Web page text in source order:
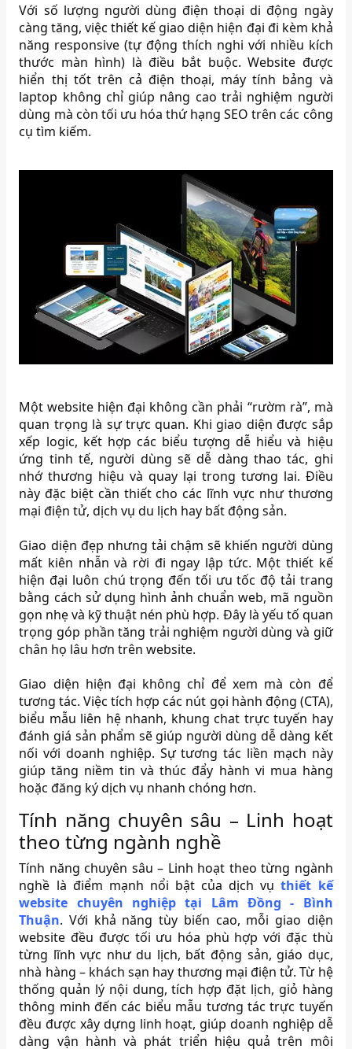
Với số lượng người dùng điện thoại di động ngày
càng tăng, việc thiết kế giao diện hiện đại đi kèm khả
năng responsive (tự động thích nghi với nhiều kích
thước màn hình) là điều bắt buộc. Website được
hiển thị tốt trên cả điện thoại, máy tính bảng và
laptop không chỉ giúp nâng cao trải nghiệm người
dùng mà còn tối ưu hóa thứ hạng SEO trên các công
cụ tìm kiếm.
Một website hiện đại không cần phải “rườm rà”, mà
quan trọng là sự trực quan. Khi giao diện được sắp
xếp logic, kết hợp các biểu tượng dễ hiểu và hiệu
ứng tinh tế, người dùng sẽ dễ dàng thao tác, ghi
nhớ thương hiệu và quay lại trong tương lai. Điều
này đặc biệt cần thiết cho các lĩnh vực như thương
mại điện tử, dịch vụ du lịch hay bất động sản.
Giao diện đẹp nhưng tải chậm sẽ khiến người dùng
mất kiên nhẫn và rời đi ngay lập tức. Một thiết kế
hiện đại luôn chú trọng đến tối ưu tốc độ tải trang
bằng cách sử dụng hình ảnh chuẩn web, mã nguồn
gọn nhẹ và kỹ thuật nén phù hợp. Đây là yếu tố quan
trọng góp phần tăng trải nghiệm người dùng và giữ
chân họ lâu hơn trên website.
Giao diện hiện đại không chỉ để xem mà còn để
tương tác. Việc tích hợp các nút gọi hành động (CTA),
biểu mẫu liên hệ nhanh, khung chat trực tuyến hay
đánh giá sản phẩm sẽ giúp người dùng dễ dàng kết
nối với doanh nghiệp. Sự tương tác liền mạch này
giúp tăng niềm tin và thúc đẩy hành vi mua hàng
hoặc đăng ký dịch vụ nhanh chóng hơn.
Tính năng chuyên sâu – Linh hoạt
theo từng ngành nghề
Tính năng chuyên sâu – Linh hoạt theo từng ngành
nghề là điểm mạnh nổi bật của dịch vụthiết kế
website chuyên nghiệp tại Lâm Đồng - Bình
Thuận. Với khả năng tùy biến cao, mỗi giao diện
website đều được tối ưu hóa phù hợp với đặc thù
từng lĩnh vực như du lịch, bất động sản, giáo dục,
nhà hàng – khách sạn hay thương mại điện tử. Từ hệ
thống quản lý nội dung, tích hợp đặt lịch, giỏ hàng
thông minh đến các biểu mẫu tương tác trực tuyến
đều được xây dựng linh hoạt, giúp doanh nghiệp dễ
dàng vận hành và phát triển hiệu quả trên môi